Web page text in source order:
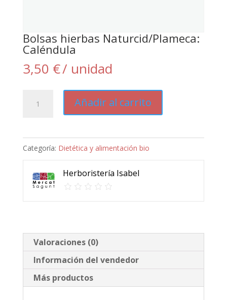
Bolsas hierbas Naturcid/Plameca:
Caléndula
3,50 €/ unidad
hierbas
Caléndula
cantidad
Añadir al carrito
Categoría: Dietética y alimentación bio
Herboristería Isabel
Valoraciones (0)
Información del vendedor
Más productos